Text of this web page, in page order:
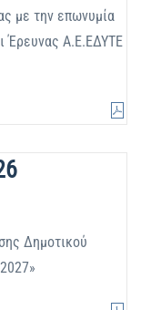
με την επωνυμία
Έρευνας Α.Ε.ΕΔΥΤΕ
Δημοτικού